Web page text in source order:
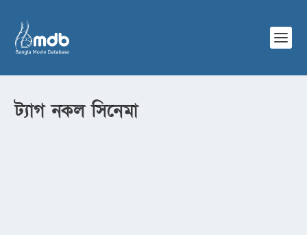
ট্যাগনকল সিনেমা